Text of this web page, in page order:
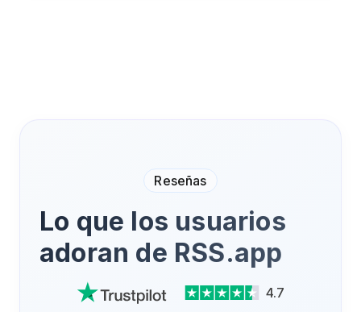
Reseñas
Lo que los usuarios
adoran de RSS.app
4.7